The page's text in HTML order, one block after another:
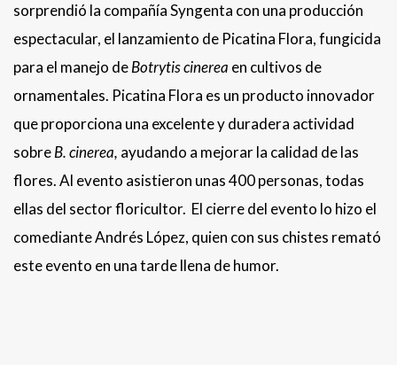
sorprendió la compañía Syngenta con una producción
espectacular, el lanzamiento de Picatina Flora, fungicida
para el manejo deBotrytis cinerea en cultivos de
ornamentales. Picatina Flora es un producto innovador
que proporciona una excelente y duradera actividad
sobreB. cinerea, ayudando a mejorar la calidad de las
flores. Al evento asistieron unas 400 personas, todas
ellas del sector floricultor. El cierre del evento lo hizo el
comediante Andrés López, quien con sus chistes remató
este evento en una tarde llena de humor.